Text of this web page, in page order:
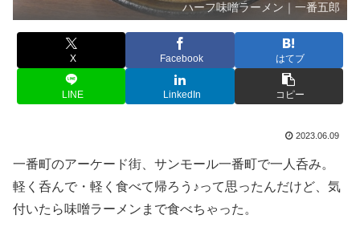
ハーフ味噌ラーメン｜一番五郎
X Facebook はてブ
LINE LinkedIn コピー
2023.06.09
一番町のアーケード街、サンモール一番町で一人呑み。
軽く呑んで・軽く食べて帰ろう♪って思ったんだけど、気
付いたら味噌ラーメンまで食べちゃった。